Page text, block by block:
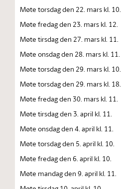
Møte torsdag den 22. mars kl. 10.
Møte fredag den 23. mars kl. 12.
Møte tirsdag den 27. mars kl. 11.
Møte onsdag den 28. mars kl. 11.
Møte torsdag den 29. mars kl. 10.
Møte torsdag den 29. mars kl. 18.
Møte fredag den 30. mars kl. 11.
Møte tirsdag den 3. april kl. 11.
Møte onsdag den 4. april kl. 11.
Møte torsdag den 5. april kl. 10.
Møte fredag den 6. april kl. 10.
Møte mandag den 9. april kl. 11.